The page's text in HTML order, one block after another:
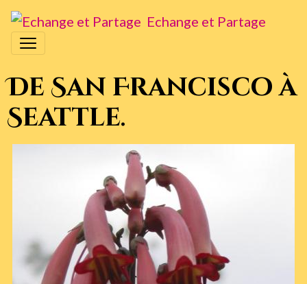
Echange et Partage
De San Francisco à
Seattle.